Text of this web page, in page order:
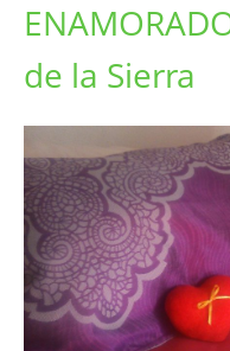
de la Sierra